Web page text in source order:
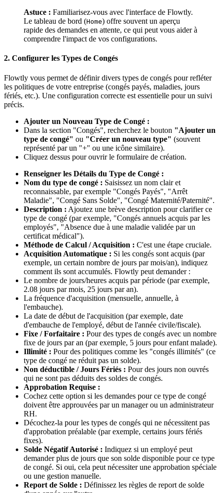
Astuce : Familiarisez-vous avec l'interface de Flowtly.
Le tableau de bord (Home) offre souvent un aperçu
rapide des demandes en attente, ce qui peut vous aider à
comprendre l'impact de vos configurations.
2. Configurer les Types de Congés
Flowtly vous permet de définir divers types de congés pour refléter
les politiques de votre entreprise (congés payés, maladies, jours
fériés, etc.). Une configuration correcte est essentielle pour un suivi
précis.
Ajouter un Nouveau Type de Congé :
Dans la section "Congés", recherchez le bouton "Ajouter un
type de congé" ou "Créer un nouveau type" (souvent
représenté par un "+" ou une icône similaire).
Cliquez dessus pour ouvrir le formulaire de création.
Renseigner les Détails du Type de Congé :
Nom du type de congé : Saisissez un nom clair et
reconnaissable, par exemple "Congés Payés", "Arrêt
Maladie", "Congé Sans Solde", "Congé Maternité/Paternité".
Description : Ajoutez une brève description pour clarifier ce
type de congé (par exemple, "Congés annuels acquis par les
employés", "Absence due à une maladie validée par un
certificat médical").
Méthode de Calcul / Acquisition : C'est une étape cruciale.
Acquisition Automatique : Si les congés sont acquis (par
exemple, un certain nombre de jours par mois/an), indiquez
comment ils sont accumulés. Flowtly peut demander :
Le nombre de jours/heures acquis par période (par exemple,
2.08 jours par mois, 25 jours par an).
La fréquence d'acquisition (mensuelle, annuelle, à
l'embauche).
La date de début de l'acquisition (par exemple, date
d'embauche de l'employé, début de l'année civile/fiscale).
Fixe / Forfaitaire : Pour des types de congés avec un nombre
fixe de jours par an (par exemple, 5 jours pour enfant malade).
Illimité : Pour des politiques comme les "congés illimités" (ce
type de congé ne réduit pas un solde).
Non déductible / Jours Fériés : Pour des jours non ouvrés
qui ne sont pas déduits des soldes de congés.
Approbation Requise :
Cochez cette option si les demandes pour ce type de congé
doivent être approuvées par un manager ou un administrateur
RH.
Décochez-la pour les types de congés qui ne nécessitent pas
d'approbation préalable (par exemple, certains jours fériés
fixes).
Solde Négatif Autorisé : Indiquez si un employé peut
demander plus de jours que son solde disponible pour ce type
de congé. Si oui, cela peut nécessiter une approbation spéciale
ou une gestion manuelle.
Report de Solde : Définissez les règles de report de solde